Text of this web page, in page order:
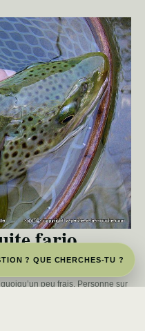
fario
en France
peu frais. Personne sur
? QUE CHERCHES-TU ?